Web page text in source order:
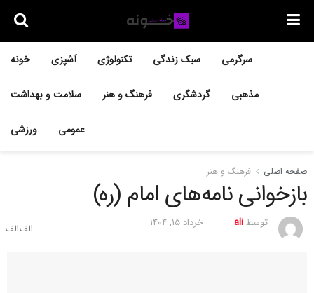
خونه آشپزی تکنولوژی سبک زندگی سرگرمی
سلامت و بهداشت فرهنگ و هنر گردشگری مذهبی
ورزشی عمومی
صفحه اصلی فرهنگ و هنر
بازخوانی نامه‌های امام (ره)
توسطali خرداد ۱۵, ۱۴۰۴